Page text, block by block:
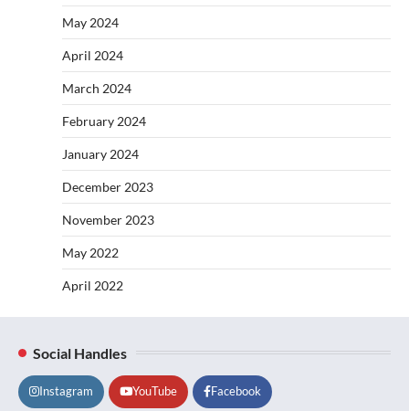
May 2024
April 2024
March 2024
February 2024
January 2024
December 2023
November 2023
May 2022
April 2022
Social Handles
Instagram YouTube Facebook